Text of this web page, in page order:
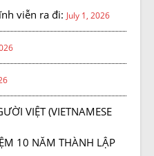
viễn ra đi: July 1, 2026
VIỆT (VIETNAMESE
10 NĂM THÀNH LẬP